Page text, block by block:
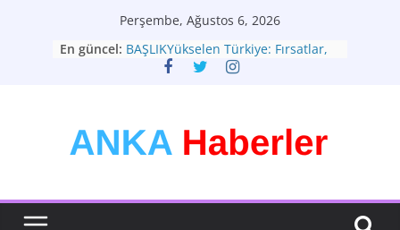
Perşembe, Ağustos 6, 2026
En güncel: BAŞLIKYükselen Türkiye: Fırsatlar,
Zorluklar ve Yeni Vizyon
Teknolojinin Hayatımızdaki Yeri ve
Geleceği: Büyük Dönüşüm